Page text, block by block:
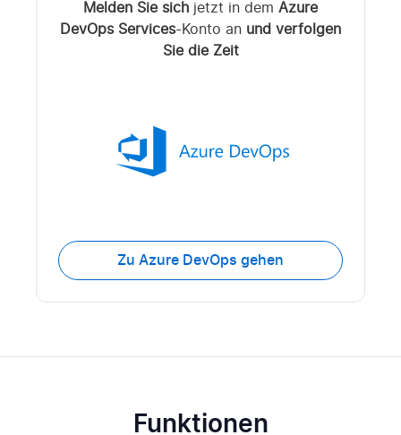
Melden Sie sich jetzt in dem Azure
DevOps Services-Konto an und verfolgen
Sie die Zeit
Zu Azure DevOps gehen
Funktionen